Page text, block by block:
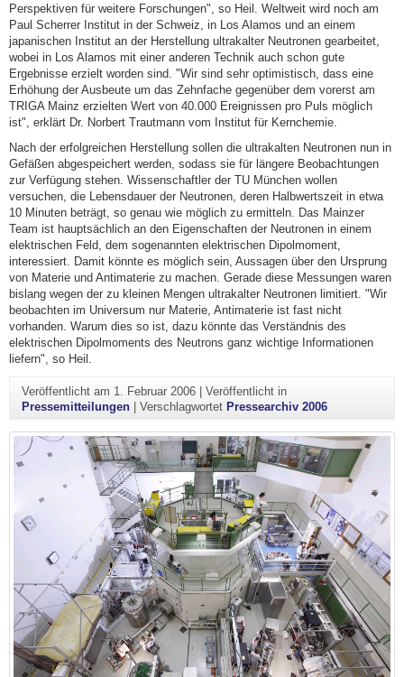
Perspektiven für weitere Forschungen", so Heil. Weltweit wird noch am
Paul Scherrer Institut in der Schweiz, in Los Alamos und an einem
japanischen Institut an der Herstellung ultrakalter Neutronen gearbeitet,
wobei in Los Alamos mit einer anderen Technik auch schon gute
Ergebnisse erzielt worden sind. "Wir sind sehr optimistisch, dass eine
Erhöhung der Ausbeute um das Zehnfache gegenüber dem vorerst am
TRIGA Mainz erzielten Wert von 40.000 Ereignissen pro Puls möglich
ist", erklärt Dr. Norbert Trautmann vom Institut für Kernchemie.
Nach der erfolgreichen Herstellung sollen die ultrakalten Neutronen nun in
Gefäßen abgespeichert werden, sodass sie für längere Beobachtungen
zur Verfügung stehen. Wissenschaftler der TU München wollen
versuchen, die Lebensdauer der Neutronen, deren Halbwertszeit in etwa
10 Minuten beträgt, so genau wie möglich zu ermitteln. Das Mainzer
Team ist hauptsächlich an den Eigenschaften der Neutronen in einem
elektrischen Feld, dem sogenannten elektrischen Dipolmoment,
interessiert. Damit könnte es möglich sein, Aussagen über den Ursprung
von Materie und Antimaterie zu machen. Gerade diese Messungen waren
bislang wegen der zu kleinen Mengen ultrakalter Neutronen limitiert. "Wir
beobachten im Universum nur Materie, Antimaterie ist fast nicht
vorhanden. Warum dies so ist, dazu könnte das Verständnis des
elektrischen Dipolmoments des Neutrons ganz wichtige Informationen
liefern", so Heil.
Veröffentlicht am 1. Februar 2006| Veröffentlicht in
Pressemitteilungen| Verschlagwortet Pressearchiv 2006